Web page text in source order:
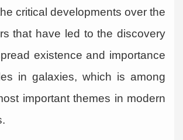
critical developments over the
that have led to the discovery
existence and importance
in galaxies, which is among
important themes in modern